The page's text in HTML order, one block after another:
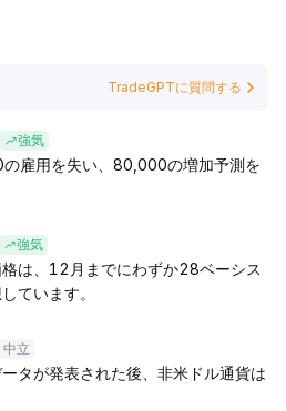
TradeGPTに質問する
強気
雇用を失い、80,000の増加予測を
強気
は、12月までにわずか28ベーシス
ています。
中立
タが発表された後、非米ドル通貨は